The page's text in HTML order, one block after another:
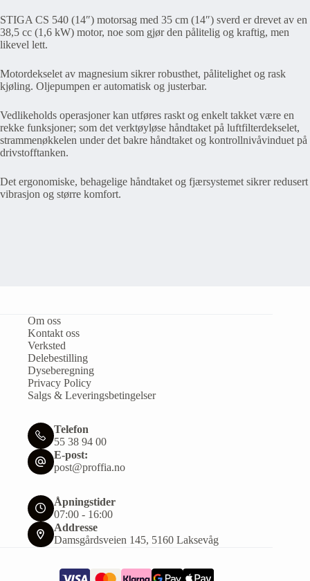
STIGA CS 540 (14″) motorsag med 35 cm (14″) sverd er drevet av en
38,5 cc (1,6 kW) motor, noe som gjør den pålitelig og kraftig, men
likevel lett.
Motordekselet av magnesium sikrer robusthet, pålitelighet og rask
kjøling. Oljepumpen er automatisk og justerbar.
Vedlikeholds operasjoner kan utføres raskt og enkelt takket være en
rekke funksjoner; som det verktøyløse håndtaket på luftfilterdekselet,
strammenøkkelen under det bakre håndtaket og kontrollnivåvinduet på
drivstofftanken.
Det ergonomiske, behagelige håndtaket og fjærsystemet sikrer redusert
vibrasjon og større komfort.
Om oss
Kontakt oss
Verksted
Delebestilling
Dyseberegning
Privacy Policy
Salgs & Leveringsbetingelser
Telefon
55 38 94 00
E-post:
post@proffia.no
Åpningstider
07:00 - 16:00
Addresse
Damsgårdsveien 145, 5160 Laksevåg